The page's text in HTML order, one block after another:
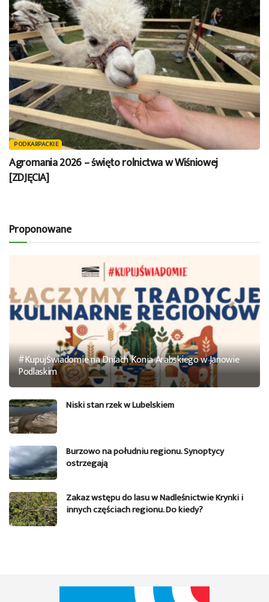
PODKARPACKIE
Agromania 2026 – święto rolnictwa w Wiśniowej
[ZDJĘCIA]
Proponowane
#KupujŚwiadomie na Dniach Konia Arabskiego w Janowie
Podlaskim
Niski stan rzek w Lubelskiem
Burzowo na południu regionu. Synoptycy
ostrzegają
Zakaz wstępu do lasu w Nadleśnictwie Krynki i
innych częściach regionu. Do kiedy?